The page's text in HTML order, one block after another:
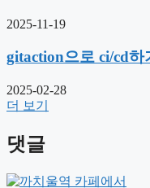
2025-11-19
gitaction으로 ci/cd하
2025-02-28
더 보기
댓글